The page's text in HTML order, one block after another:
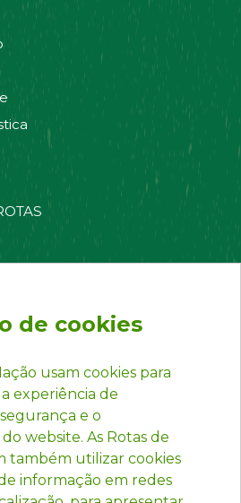
de cookies
usam cookies para
experiência de
e o
website. As Rotas de
também utilizar cookies
informação em redes